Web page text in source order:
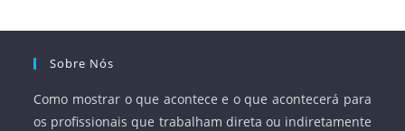
Sobre Nós
Como mostrar o que acontece e o que acontecerá para
os profissionais que trabalham direta ou indiretamente